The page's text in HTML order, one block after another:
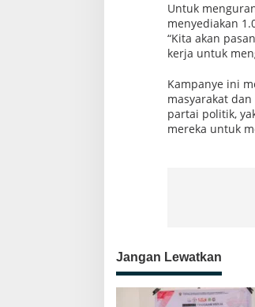
Untuk
menyediakan
“Kita akan
kerja untuk
Kampanye ini
masyarakat
partai politik,
mereka untuk
Jangan Lewatkan